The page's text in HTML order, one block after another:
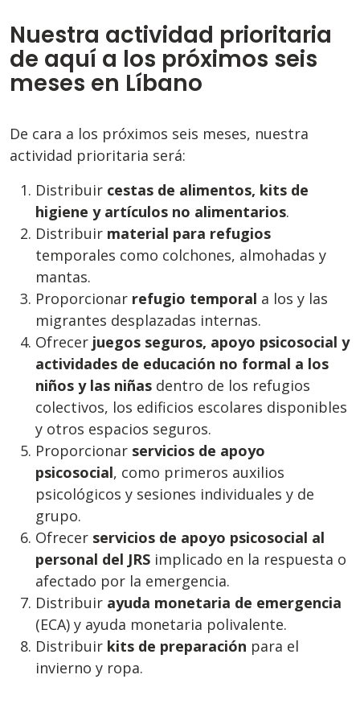
Nuestra actividad prioritaria
de aquí a los próximos seis
meses en Líbano
De cara a los próximos seis meses, nuestra
actividad prioritaria será:
Distribuir cestas de alimentos, kits de
higiene y artículos no alimentarios.
Distribuir material para refugios
temporales como colchones, almohadas y
mantas.
Proporcionar refugio temporal a los y las
migrantes desplazadas internas.
Ofrecer juegos seguros, apoyo psicosocial y
actividades de educación no formal a los
niños y las niñas dentro de los refugios
colectivos, los edificios escolares disponibles
y otros espacios seguros.
Proporcionar servicios de apoyo
psicosocial, como primeros auxilios
psicológicos y sesiones individuales y de
grupo.
Ofrecer servicios de apoyo psicosocial al
personal del JRS implicado en la respuesta o
afectado por la emergencia.
Distribuir ayuda monetaria de emergencia
(ECA) y ayuda monetaria polivalente.
Distribuir kits de preparación para el
invierno y ropa.